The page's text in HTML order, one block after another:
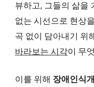
뷰하고, 그들의 삶을
없는 시선으로 현상
곡 없이 담아내기 위
바라보는 시각이 무
이를 위해 장애인식